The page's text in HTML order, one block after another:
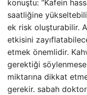
konuştu: “Kafein
saatliğine
ek risk oluşturabilir.
etkisini
etmek önemlidir.
gerektiği
miktarına dikkat
gerekir. sabah